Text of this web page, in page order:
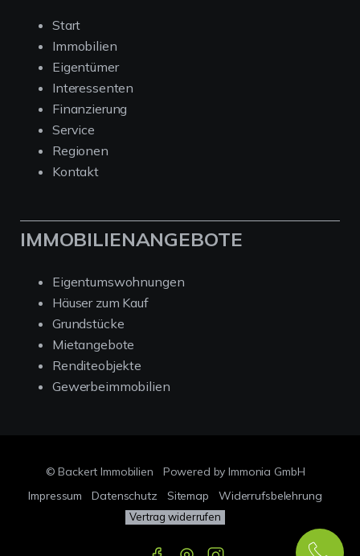
Start
Immobilien
Eigentümer
Interessenten
Finanzierung
Service
Regionen
Kontakt
IMMOBILIENANGEBOTE
Eigentumswohnungen
Häuser zum Kauf
Grundstücke
Mietangebote
Renditeobjekte
Gewerbeimmobilien
© Backert Immobilien
Powered by Immonia GmbH
Impressum
Datenschutz Sitemap Widerrufsbelehrung
Vertrag widerrufen